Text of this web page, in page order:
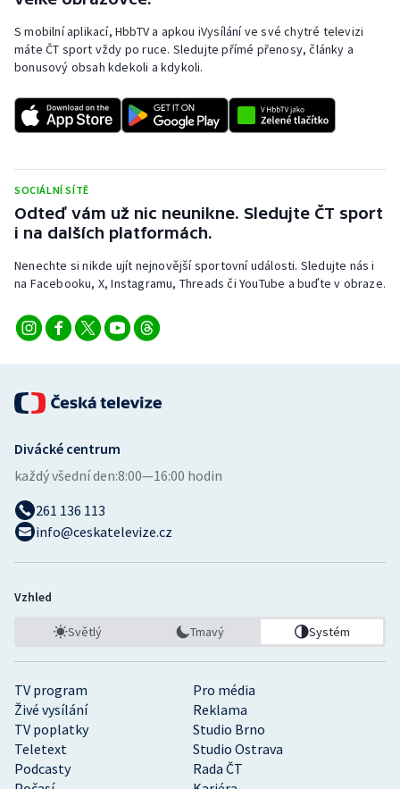
S mobilní aplikací, HbbTV a apkou iVysílání ve své chytré televizi
máte ČT sport vždy po ruce. Sledujte přímé přenosy, články a
bonusový obsah kdekoli a kdykoli.
SOCIÁLNÍ SÍTĚ
Odteď vám už nic neunikne. Sledujte ČT sport
i na dalších platformách.
Nenechte si nikde ujít nejnovější sportovní události. Sledujte nás i
na Facebooku, X, Instagramu, Threads či YouTube a buďte v obraze.
TV program
Pro média
Živé vysílání
Reklama
TV poplatky
Studio Brno
Teletext
Studio Ostrava
Podcasty
Rada ČT
Divácké centrum
každý všední den:8:00—16:00 hodin
261 136 113
info@ceskatelevize.cz
Vzhled
Světlý Tmavý Systém